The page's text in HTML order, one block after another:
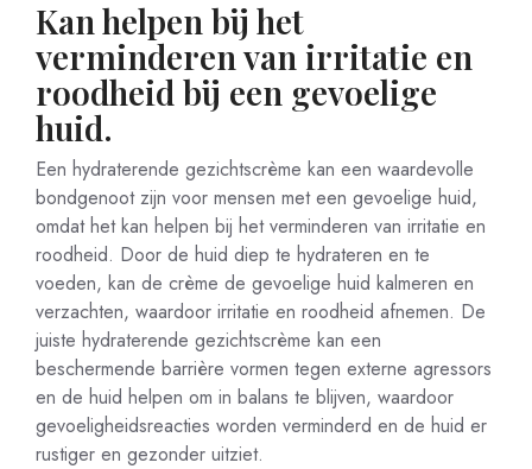
Kan helpen bij het
verminderen van irritatie en
roodheid bij een gevoelige
huid.
Een hydraterende gezichtscrème kan een waardevolle
bondgenoot zijn voor mensen met een gevoelige huid,
omdat het kan helpen bij het verminderen van irritatie en
roodheid. Door de huid diep te hydrateren en te
voeden, kan de crème de gevoelige huid kalmeren en
verzachten, waardoor irritatie en roodheid afnemen. De
juiste hydraterende gezichtscrème kan een
beschermende barrière vormen tegen externe agressors
en de huid helpen om in balans te blijven, waardoor
gevoeligheidsreacties worden verminderd en de huid er
rustiger en gezonder uitziet.